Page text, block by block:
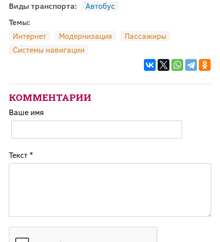
Виды транспорта:
Автобус
Темы:
Интернет
Модернизация
Пассажиры
Системы навигации
КОММЕНТАРИИ
Ваше имя
Текст *